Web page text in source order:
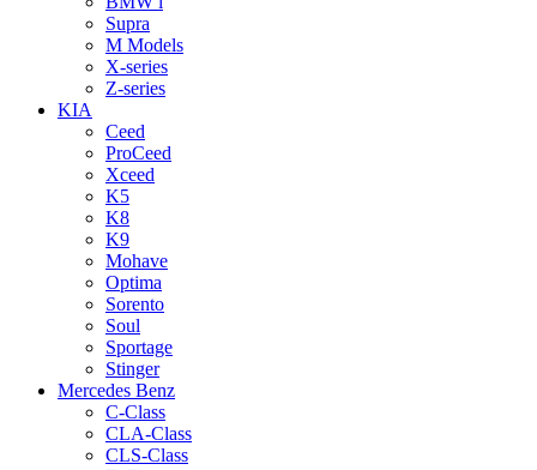
Supra
M Models
X-series
Z-series
KIA
Ceed
ProCeed
Xceed
K5
K8
K9
Mohave
Optima
Sorento
Soul
Sportage
Stinger
Mercedes Benz
C-Class
CLA-Class
CLS-Class